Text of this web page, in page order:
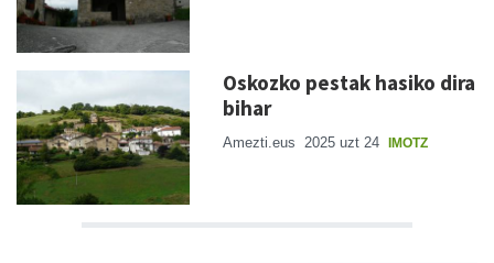
Oskozko pestak hasiko dira
bihar
Amezti.eus 2025 uzt 24 IMOTZ